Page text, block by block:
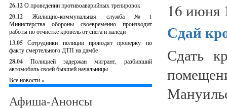
26.12О проведении противоаварийных тренировок
20.12
Жилищно-коммунальная служба №1
Министерства обороны своевременно производит
работы по отчистке кровель от снега и наледи
13.05 Сотрудники полиции проводят проверку по
факту смертельного ДТП на дамбе
28.04
Полицией задержан мигрант, разбивший
автомобиль своей бывшей начальницы
Все новости »
Афиша-Анонсы
16 июня
Сдай
Сдать